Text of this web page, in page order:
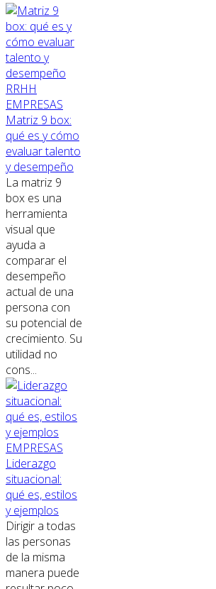
RRHH
EMPRESAS
Matriz 9 box:
qué es y cómo
evaluar talento
y desempeño
La matriz 9
box es una
herramienta
visual que
ayuda a
comparar el
desempeño
actual de una
persona con
su potencial de
crecimiento. Su
utilidad no
cons...
EMPRESAS
Liderazgo
situacional:
qué es, estilos
y ejemplos
Dirigir a todas
las personas
de la misma
manera puede